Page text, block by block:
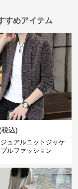
すめアイテム
税込)
ュアルニットジャケ
ルファッション